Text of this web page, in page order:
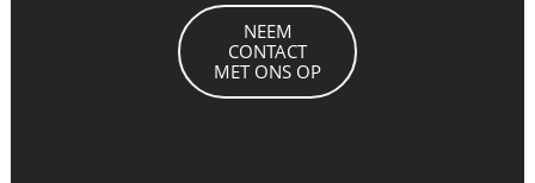
NEEM
CONTACT
MET ONS OP